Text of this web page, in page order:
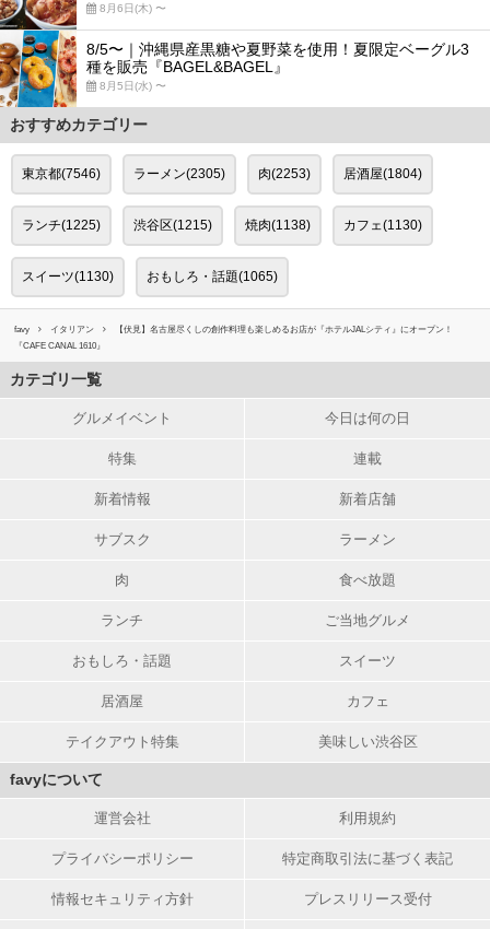
8月6日(木) 〜
8/5〜｜沖縄県産黒糖や夏野菜を使用！夏限定ベーグル3
種を販売『BAGEL&BAGEL』
8月5日(水) 〜
おすすめカテゴリー
東京都(7546) ラーメン(2305) 肉(2253) 居酒屋(1804)
ランチ(1225) 渋谷区(1215) 焼肉(1138) カフェ(1130)
スイーツ(1130) おもしろ・話題(1065)
favy イタリアン
【伏見】名古屋尽くしの創作料理も楽しめるお店が『ホテルJALシティ』にオープン！
『CAFE CANAL 1610』
カテゴリ一覧
グルメイベント 今日は何の日
特集 連載
新着情報 新着店舗
サブスク ラーメン
肉 食べ放題
ランチ ご当地グルメ
おもしろ・話題 スイーツ
居酒屋 カフェ
テイクアウト特集 美味しい渋谷区
favyについて
運営会社 利用規約
プライバシーポリシー 特定商取引法に基づく表記
情報セキュリティ方針 プレスリリース受付